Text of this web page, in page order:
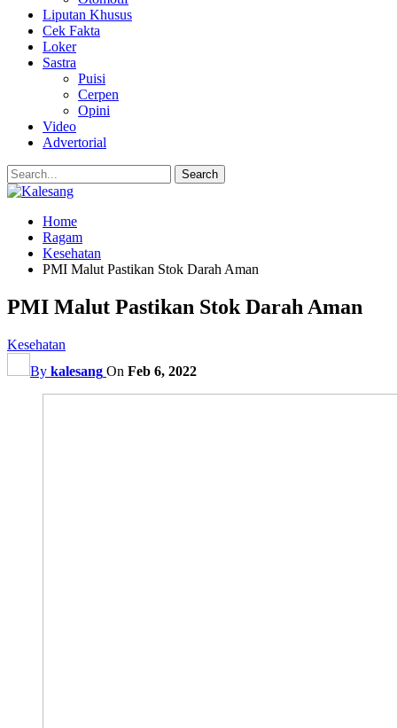
Liputan Khusus
Cek Fakta
Loker
Sastra
Puisi
Cerpen
Opini
Video
Advertorial
Home
Ragam
Kesehatan
PMI Malut Pastikan Stok Darah Aman
PMI Malut Pastikan Stok Darah Aman
Kesehatan
By kalesang On Feb 6, 2022